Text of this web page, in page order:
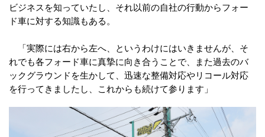
ビジネスを知っていたし、それ以前の自社の行動からフォー
ド車に対する知識もある。
「実際には右から左へ、というわけにはいきませんが、そ
れでも各フォード車に真摯に向き合うことで、また過去のバ
ックグラウンドを生かして、迅速な整備対応やリコール対応
を行ってきましたし、これからも続けて参ります」